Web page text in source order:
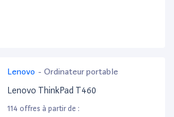
Lenovo - Ordinateur portable
Lenovo ThinkPad T460
114 offres à partir de :